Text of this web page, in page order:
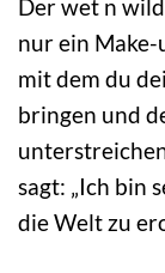
Der wet n
nur ein
mit dem du
bringen und
sagt: „Ich bin
die Welt zu